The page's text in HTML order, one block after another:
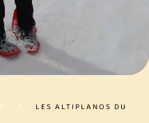
LES ALTIPLANOS DU